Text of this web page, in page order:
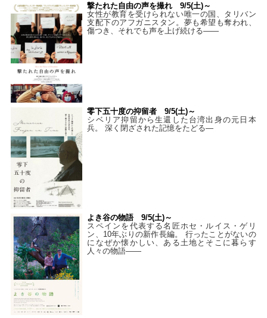
撃たれた自由の声を撮れ 9/5(土)～
女性が教育を受けられない唯一の国、タリバン
支配下のアフガニスタン。夢も希望も奪われ、
傷つき、それでも声を上げ続ける——
零下五十度の抑留者 9/5(土)～
シベリア抑留から生還した台湾出身の元日本
兵。 深く閉ざされた記憶をたどる—
よき谷の物語 9/5(土)～
スペインを代表する名匠ホセ・ルイス・ゲリ
ン、10年ぶりの新作長編。 行ったことがないの
になぜか懐かしい、ある土地とそこに暮らす
人々の物語――